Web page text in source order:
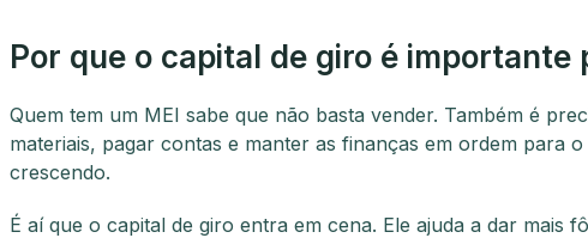
Por que o capital de giro é importante
Quem tem um MEI sabe que não basta vender. Também é
materiais, pagar contas e manter as finanças em ordem para
crescendo.
É aí que o capital de giro entra em cena. Ele ajuda a dar mais